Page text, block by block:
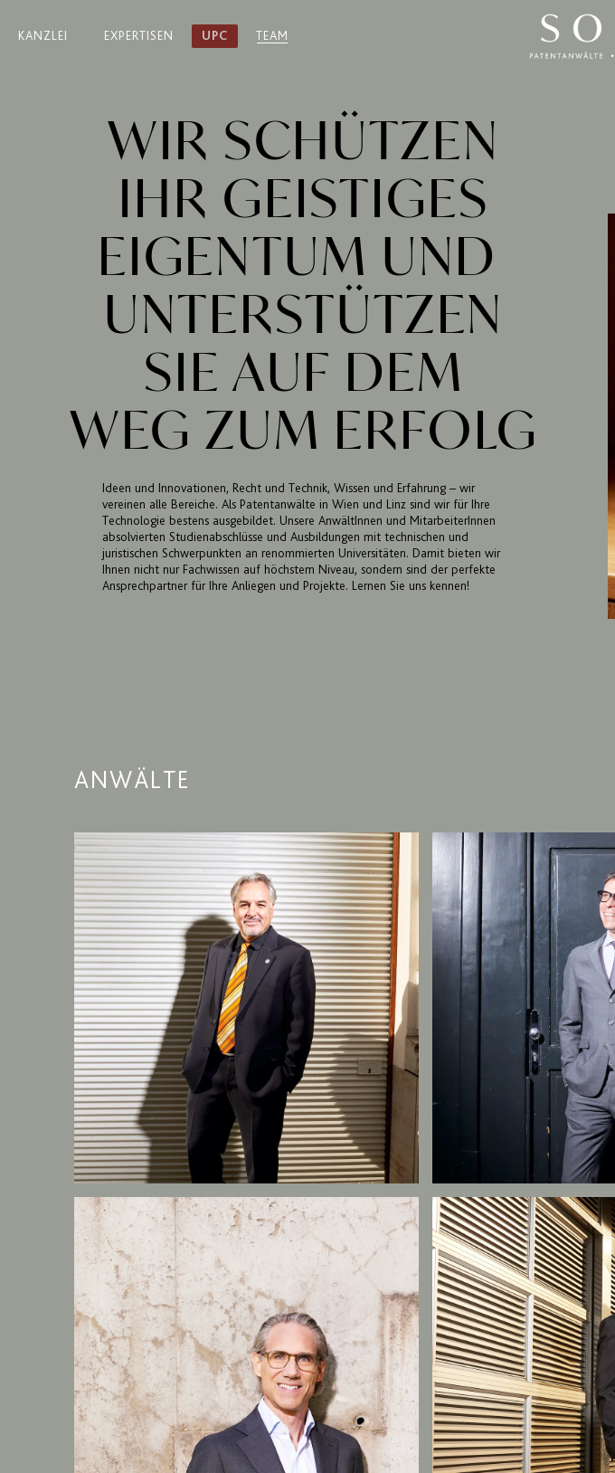
KANZLEI EXPERTISEN UPC TEAM
WIR SCHÜTZEN
IHR GEISTIGES
EIGENTUM UND
UNTER­STÜTZEN
SIE AUF DEM
WEG ZUM ERFOLG
Ideen und Innovationen, Recht und Technik, Wissen und Erfahrung – wir
vereinen alle Bereiche. Als Patentanwälte in Wien und Linz sind wir für Ihre
Technologie bestens ausgebildet. Unsere AnwältInnen und MitarbeiterInnen
absolvierten Studienabschlüsse und Ausbildungen mit technischen und
juristischen Schwerpunkten an renommierten Universitäten. Damit bieten wir
Ihnen nicht nur Fachwissen auf höchstem Niveau, sondern sind der perfekte
Ansprechpartner für Ihre Anliegen und Projekte. Lernen Sie uns kennen!
ANWÄLTE